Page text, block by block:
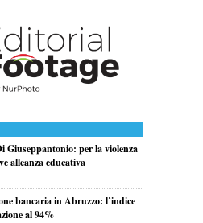
Giuseppantonio: per la violenza
alleanza educativa
bancaria in Abruzzo: l’indice
al 94%